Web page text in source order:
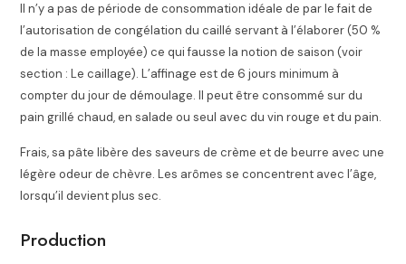
Il n’y a pas de période de consommation idéale de par le fait de
l’autorisation de congélation du caillé servant à l’élaborer (50 %
de la masse employée) ce qui fausse la notion de saison (voir
section : Le caillage). L’affinage est de 6 jours minimum à
compter du jour de démoulage. Il peut être consommé sur du
pain grillé chaud, en salade ou seul avec du vin rouge et du pain.
Frais, sa pâte libère des saveurs de crème et de beurre avec une
légère odeur de chèvre. Les arômes se concentrent avec l’âge,
lorsqu’il devient plus sec.
Production